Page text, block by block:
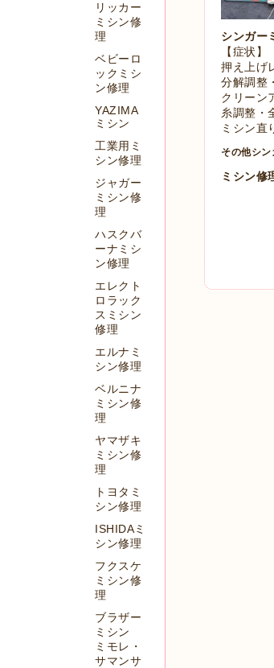
シンガ
【症状】
押え上げ
分解調整
クリーン
糸調整・
ミシン直
その他シ
ミシン修
リッカー
ミシン修
理
ベビーロ
ックミシ
ン修理
YAZIMA
ミシン
工業用ミ
シン修理
ジャガー
ミシン修
理
ハスクバ
ーナミシ
ン修理
エレクト
ロラック
スミシン
修理
エルナミ
シン修理
ベルニナ
ミシン修
理
ヤマザキ
ミシン修
理
トヨタミ
シン修理
ISHIDAミ
シン修理
フクスケ
ミシン修
理
ブラザー
ミシン
ミモレ・
サマンサ